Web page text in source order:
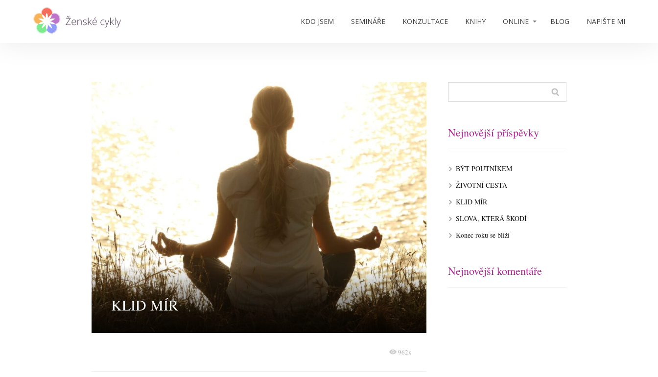
KDO JSEM SEMINÁŘE KONZULTACE KNIHY ONLINE BLOG NAPIŠTE MI
KLID MÍR
962x
Nejnovější příspěvky
BÝT POUTNÍKEM
ŽIVOTNÍ CESTA
KLID MÍR
SLOVA, KTERÁ ŠKODÍ
Konec roku se blíží
Nejnovější komentáře